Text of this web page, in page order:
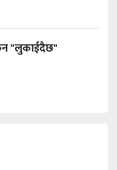
"लुकाईदैछ"